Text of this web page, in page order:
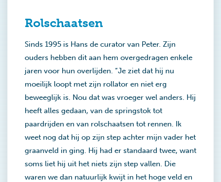
Rolschaatsen
Sinds 1995 is Hans de curator van Peter. Zijn
ouders hebben dit aan hem overgedragen enkele
jaren voor hun overlijden. “Je ziet dat hij nu
moeilijk loopt met zijn rollator en niet erg
beweeglijk is. Nou dat was vroeger wel anders. Hij
heeft alles gedaan, van de springstok tot
paardrijden en van rolschaatsen tot rennen. Ik
weet nog dat hij op zijn step achter mijn vader het
graanveld in ging. Hij had er standaard twee, want
soms liet hij uit het niets zijn step vallen. Die
waren we dan natuurlijk kwijt in het hoge veld en